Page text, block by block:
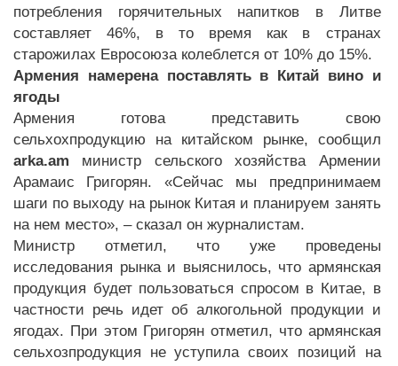
потребления горячительных напитков в Литве
составляет 46%, в то время как в странах
старожилах Евросоюза колеблется от 10% до 15%.
Армения намерена поставлять в Китай вино и
ягоды
Армения готова представить свою
сельхохпродукцию на китайском рынке, сообщил
arka.am министр сельского хозяйства Армении
Арамаис Григорян. «Сейчас мы предпринимаем
шаги по выходу на рынок Китая и планируем занять
на нем место», – сказал он журналистам.
Министр отметил, что уже проведены
исследования рынка и выяснилось, что армянская
продукция будет пользоваться спросом в Китае, в
частности речь идет об алкогольной продукции и
ягодах. При этом Григорян отметил, что армянская
сельхозпродукция не уступила своих позиций на